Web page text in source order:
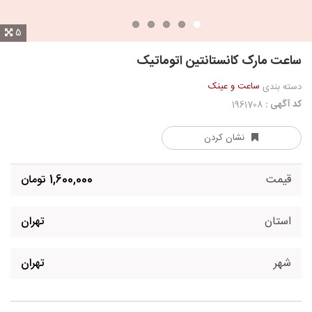
5
ساعت مارک کانستانتین اتوماتیک
دسته بندی ساعت و عینک
کد آگهی :
نشان کردن
قیمت 1,600,000 تومان
استان تهران
شهر تهران